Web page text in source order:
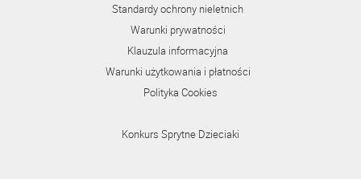
Standardy ochrony nieletnich
Warunki prywatności
Klauzula informacyjna
Warunki użytkowania i płatności
Polityka Cookies
Konkurs Sprytne Dzieciaki